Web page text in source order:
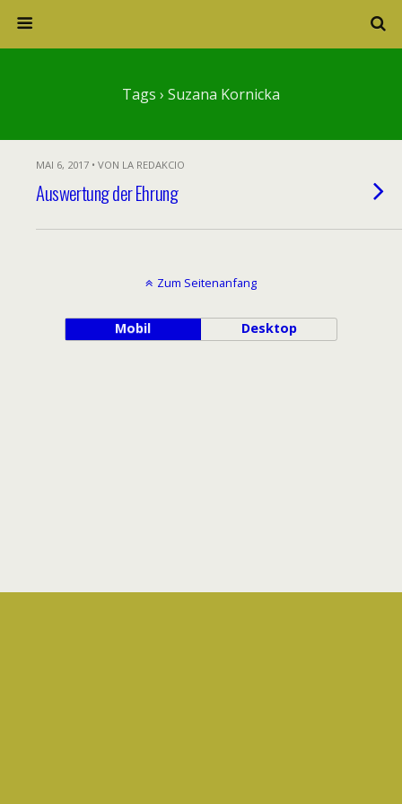
Tags › Suzana Kornicka
MAI 6, 2017 • VON LA REDAKCIO
Auswertung der Ehrung
Zum Seitenanfang
Mobil Desktop